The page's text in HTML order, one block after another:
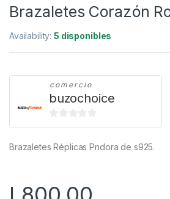
Brazaletes Corazón
Availability:5 disponibles
comercio
buzochoice
0
e
Brazaletes Réplicas Pndora de s925.